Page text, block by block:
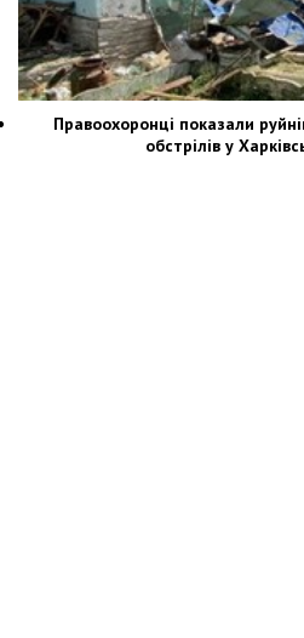
Правоохоронці показали
обстрілів у